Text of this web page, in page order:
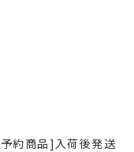
約商品]入荷後発送